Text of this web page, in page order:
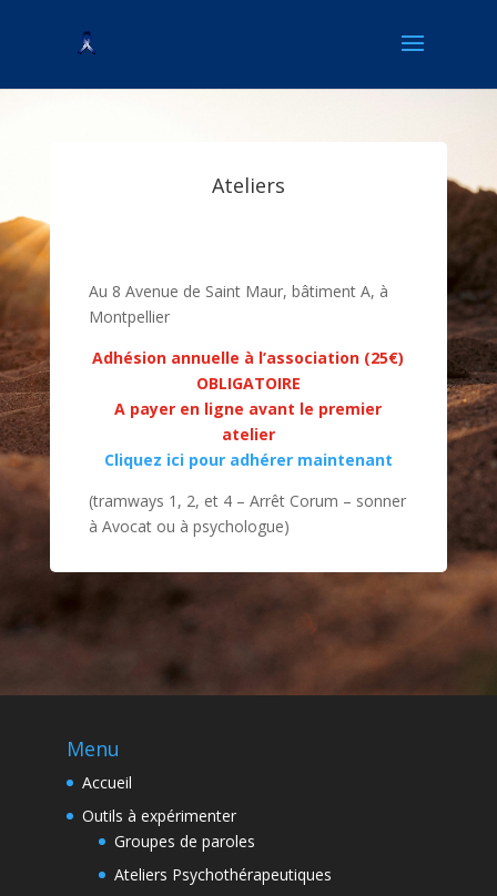
Ateliers
Au 8 Avenue de Saint Maur, bâtiment A, à
Montpellier
Adhésion annuelle à l’association (25€)
OBLIGATOIRE
A payer en ligne avant le premier
atelier
Cliquez ici pour adhérer maintenant
(tramways 1, 2, et 4 – Arrêt Corum – sonner
à Avocat ou à psychologue)
Menu
Accueil
Outils à expérimenter
Groupes de paroles
Ateliers Psychothérapeutiques